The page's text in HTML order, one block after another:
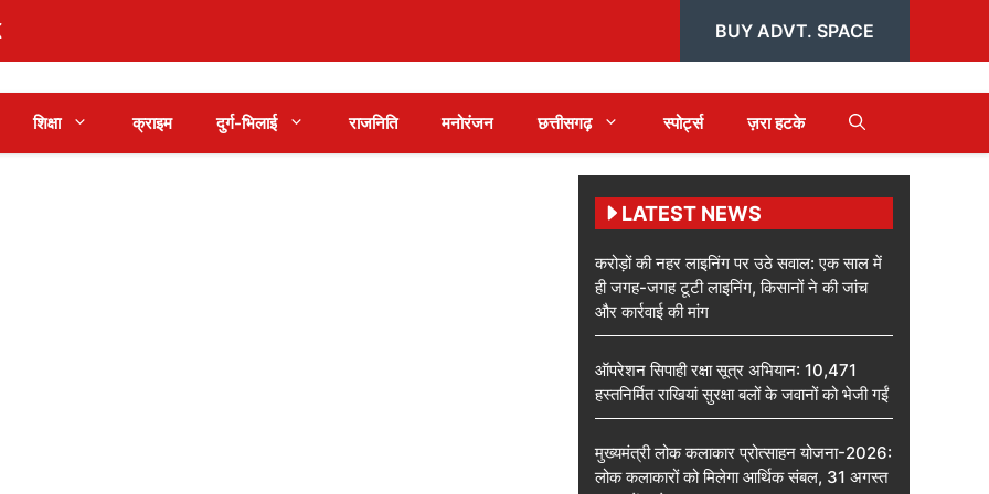
BUY ADVT. SPACE
शिक्षा क्राइम दुर्ग-भिलाई राजनिति मनोरंजन छत्तीसगढ़ स्पोर्ट्स ज़रा हटके
LATEST NEWS
करोड़ों की नहर लाइनिंग पर उठे सवाल: एक साल में
ही जगह-जगह टूटी लाइनिंग, किसानों ने की जांच
और कार्रवाई की मांग
ऑपरेशन सिपाही रक्षा सूत्र अभियान: 10,471
हस्तनिर्मित राखियां सुरक्षा बलों के जवानों को भेजी गईं
मुख्यमंत्री लोक कलाकार प्रोत्साहन योजना-2026:
लोक कलाकारों को मिलेगा आर्थिक संबल, 31 अगस्त